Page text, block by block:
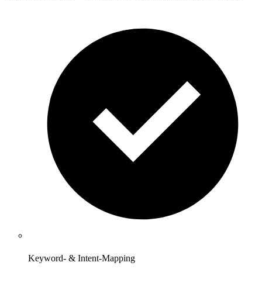
Keyword- & Intent-Mapping